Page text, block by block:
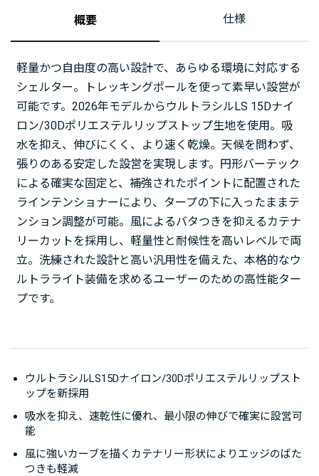
概要 仕様
軽量かつ自由度の高い設計で、あらゆる環境に対応する
シェルター。トレッキングポールを使って素早い設営が
可能です。2026年モデルからウルトラシルLS 15Dナイ
ロン/30Dポリエステルリップストップ生地を使用。吸
水を抑え、伸びにくく、より速く乾燥。天候を問わず、
張りのある安定した設営を実現します。円形バーテック
による確実な固定と、補強されたポイントに配置された
ラインテンショナーにより、タープの下に入ったままテ
ンション調整が可能。風によるバタつきを抑えるカテナ
リーカットを採用し、軽量性と耐候性を高いレベルで両
立。洗練された設計と高い汎用性を備えた、本格的なウ
ルトラライト装備を求めるユーザーのための高性能ター
プです。
ウルトラシルLS15Dナイロン/30Dポリエステルリップスト
ップを新採用
吸水を抑え、速乾性に優れ、最小限の伸びで確実に設営可
能
風に強いカーブを描くカテナリー形状によりエッジのばた
つきも軽減